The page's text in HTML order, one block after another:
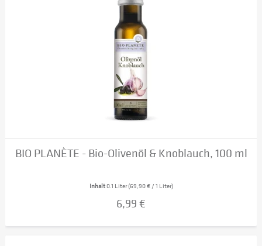
BIO PLANÈTE - Bio-Olivenöl & Knoblauch, 100 ml
Inhalt0.1 Liter(69,90 € / 1 Liter)
6,99 €